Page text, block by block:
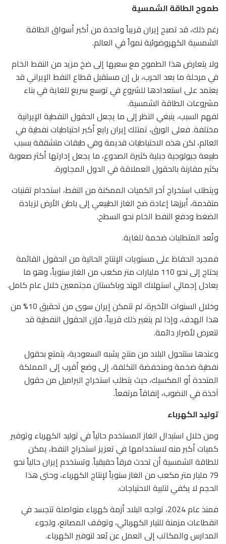
طموح الطاقة الشمسية
رغم ذلك، قد تصبح إيران قريباً واحدة من أكبر أسواق الطاقة
الشمسية الكهروضوئية نمواً في العالم.
ولا يتعارض هذا الطموح مع سعيها إلى ضخ مزيد من النفط الخام
في مرحلة ما بعد الحرب، بل إن مستقبل قطاع النفط الإيراني قد
يعتمد على استعدادها للشروع في توسع سريع للغاية في بناء
مشروعات الطاقة الشمسية.
لفهم السبب، ينبغي النظر إلى ما يجعل الحقول النفطية الإيرانية
مختلفة. فعلى الورق، تمتلك إيران رابع أكبر احتياطيات نفطية في
العالم، لكن هذه الاحتياطيات قديمة وفي طبقات متشققة بسبب
طبيعة جيولوجية جبلية كثيرة الصدوع، ما يجعل إدارتها أكثر صعوبة
بكثير مقارنة بالحقول العملاقة في الدول المجاورة.
ويتطلب استخراج آخر الكميات الممكنة من النفط، استخدام تقنيات
متقدمة، أبرزها إعادة ضخ الغاز الطبيعي إلى باطن الأرض لزيادة
الضغط ودفع النفط الخام نحو السطح.
وتُعد المتطلبات ضخمة للغاية.
فمجرد الحفاظ على مستويات الإنتاج الحالية من الحقول القائمة
يحتاج إلى نحو 110 مليارات متر مكعب من الغاز سنوياً، وهو ما
يعادل إجمالي استهلاك الهند وباكستان مجتمعين خلال عام كامل.
وخلال السنوات الأخيرة، لم تتمكن إيران سوى من تحقيق 10% من
هذا الهدف، وإذا لم يتغير ذلك قريباً، فإن الحقول النفطية قد
تتعرض لأضرار دائمة.
وعندها ستتحول البلاد من منتج يشبه السعودية، يتمتع بحقول
نفطية ضخمة ومنخفضة التكلفة، إلى وضع أقرب إلى المملكة
المتحدة أو المكسيك، حيث يتطلب استخراج البراميل من حقول
آخذة في النضوب، إنفاقاً مرتفعاً.
توليد الكهرباء
ومن خلال استبدال الغاز المستخدم حالياً في توليد الكهرباء وتوفير
كميات أكبر منه لاستخدامها في تعزيز استخراج النفط، يمكن
للطاقة الشمسية أن تحدث فرقاً حقيقياً. وتستخدم إيران حالياً نحو
79 مليار متر مكعب من الغاز سنوياً لإنتاج الكهرباء، وحتى هذا
الحجم لا يكفي لتلبية الاحتياجات.
فمنذ عام 2024، تواجه البلاد أزمة كهرباء متواصلة تتجسد في
انقطاعات مزمنة للتيار الكهربائي، وتوقف المصانع، ولجوء
المدارس والمكاتب إلى العمل عن بُعد لتوفير الكهرباء.